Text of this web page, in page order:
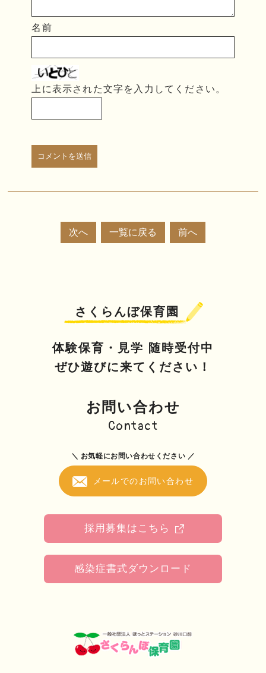
名前
上に表示された文字を入力してください。
次へ 一覧に戻る 前へ
さくらんぼ保育園
体験保育・見学 随時受付中
ぜひ遊びに来てください！
お問い合わせ
Contact
＼ お気軽にお問い合わせください ／
メールでのお問い合わせ
採用募集はこちら
感染症書式ダウンロード